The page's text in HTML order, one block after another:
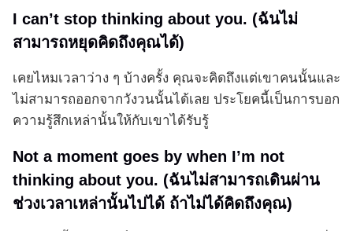
I can’t stop thinking about you. (ฉันไม่
สามารถหยุดคิดถึงคุณได้)
เคยไหมเวลาว่าง ๆ บ้างครั้ง คุณจะคิดถึงแต่เขาคนนั้นและ
ไม่สามารถออกจากวังวนนั้นได้เลย ประโยคนี้เป็นการบอก
ความรู้สึกเหล่านั้นให้กับเขาได้รับรู้
Not a moment goes by when I’m not
thinking about you. (ฉันไม่สามารถเดินผ่าน
ช่วงเวลาเหล่านั้นไปได้ ถ้าไม่ได้คิดถึงคุณ)